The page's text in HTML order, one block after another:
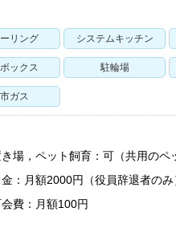
リング システムキッチン
ックス 駐輪場
ガス
場，ペット飼育：可（共用の
：月額2000円（役員辞退者の
会費：月額100円